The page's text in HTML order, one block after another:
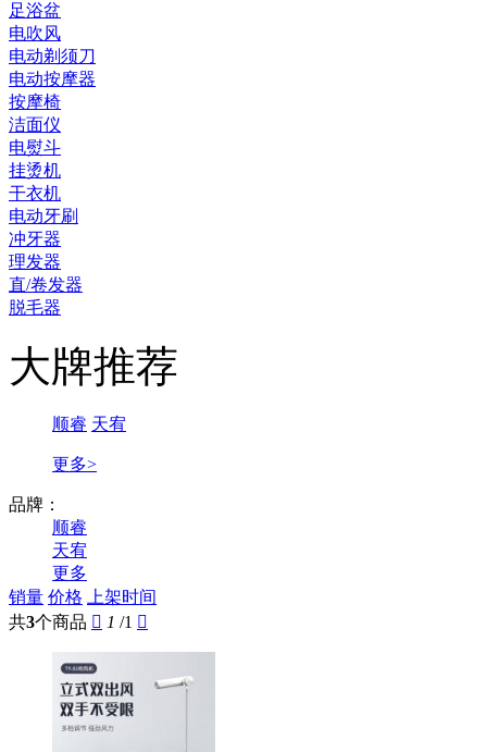
足浴盆
电吹风
电动剃须刀
电动按摩器
按摩椅
洁面仪
电熨斗
挂烫机
干衣机
电动牙刷
冲牙器
理发器
直/卷发器
脱毛器
大牌推荐
顺睿 天宥
更多>
品牌：
顺睿
天宥
更多
销量 价格 上架时间
共3个商品  1 /1 